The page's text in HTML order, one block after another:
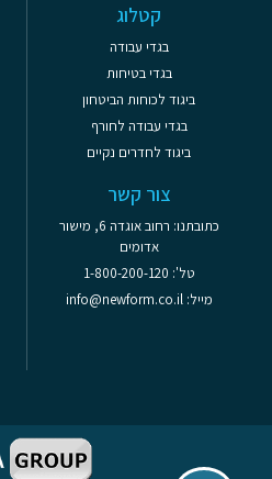
קטלוג
בגדי עבודה
בגדי בטיחות
ביגוד לכוחות הביטחון
בגדי עבודה לחורף
ביגוד לחדרים נקיים
צור קשר
כתובתנו: רחוב אוגדה 6, מישור
אדומים
טל': 1-800-200-120
מייל: info@newform.co.il